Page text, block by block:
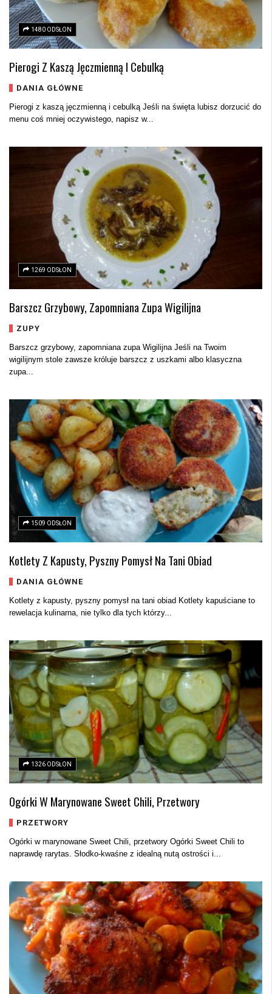
1480 ODSŁON
Pierogi Z Kaszą Jęczmienną I Cebulką
DANIA GŁÓWNE
Pierogi z kaszą jęczmienną i cebulką Jeśli na święta lubisz dorzucić do
menu coś mniej oczywistego, napisz w...
1269 ODSŁON
Barszcz Grzybowy, Zapomniana Zupa Wigilijna
ZUPY
Barszcz grzybowy, zapomniana zupa Wigilijna Jeśli na Twoim
wigilijnym stole zawsze króluje barszcz z uszkami albo klasyczna
zupa...
1509 ODSŁON
Kotlety Z Kapusty, Pyszny Pomysł Na Tani Obiad
DANIA GŁÓWNE
Kotlety z kapusty, pyszny pomysł na tani obiad Kotlety kapuściane to
rewelacja kulinarna, nie tylko dla tych którzy...
1326 ODSŁON
Ogórki W Marynowane Sweet Chili, Przetwory
PRZETWORY
Ogórki w marynowane Sweet Chili, przetwory Ogórki Sweet Chili to
naprawdę rarytas. Słodko-kwaśne z idealną nutą ostrości i...